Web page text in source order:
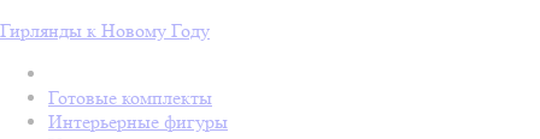
Гирлянды к Новому Году
Готовые комплекты
Интерьерные фигуры